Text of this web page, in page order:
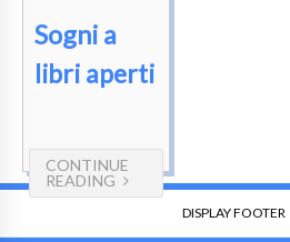
Sogni a
libri aperti
CONTINUE
READING
DISPLAY FOOTER